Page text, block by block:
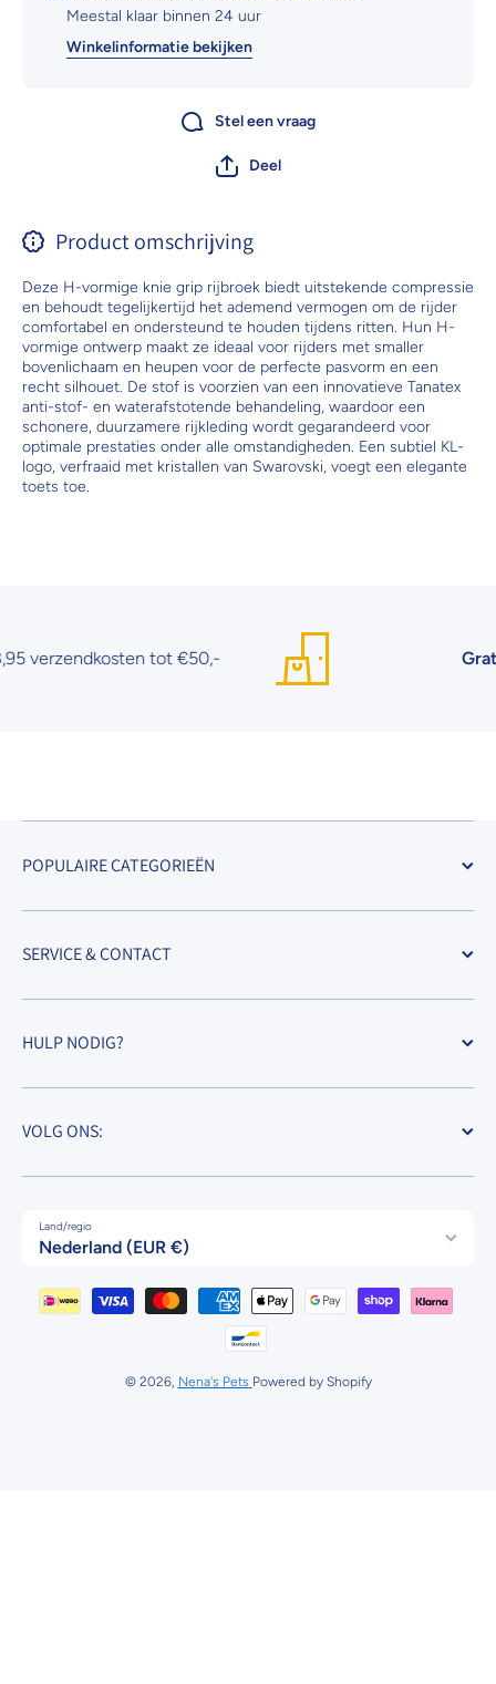
Meestal klaar binnen 24 uur
Winkelinformatie bekijken
Stel een vraag
Deel
Product omschrijving
Deze H-vormige knie grip rijbroek biedt uitstekende compressie
en behoudt tegelijkertijd het ademend vermogen om de rijder
comfortabel en ondersteund te houden tijdens ritten. Hun H-
vormige ontwerp maakt ze ideaal voor rijders met smaller
bovenlichaam en heupen voor de perfecte pasvorm en een
recht silhouet. De stof is voorzien van een innovatieve Tanatex
anti-stof- en waterafstotende behandeling, waardoor een
schonere, duurzamere rijkleding wordt gegarandeerd voor
optimale prestaties onder alle omstandigheden. Een subtiel KL-
logo, verfraaid met kristallen van Swarovski, voegt een elegante
toets toe.
tot €50,-
POPULAIRE CATEGORIEËN
SERVICE & CONTACT
HULP NODIG?
VOLG ONS:
Land/regio
Nederland (EUR €)
Betaalmethodes
© 2026, Nena's Pets Powered by Shopify